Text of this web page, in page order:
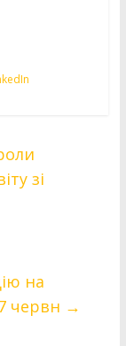
зі
на
червн →